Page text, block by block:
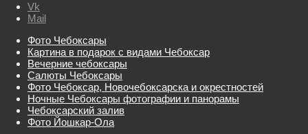
Vk
Mail
Фото Чебоксары
Картина в подарок с видами Чебоксар
Вечерние чебоксары
Салюты Чебоксары
Фото Чебоксар, Новочебоксарска и окрестностей
Ночные Чебоксары фотографии и панорамы
Чебоксарский залив
Фото Йошкар-Ола